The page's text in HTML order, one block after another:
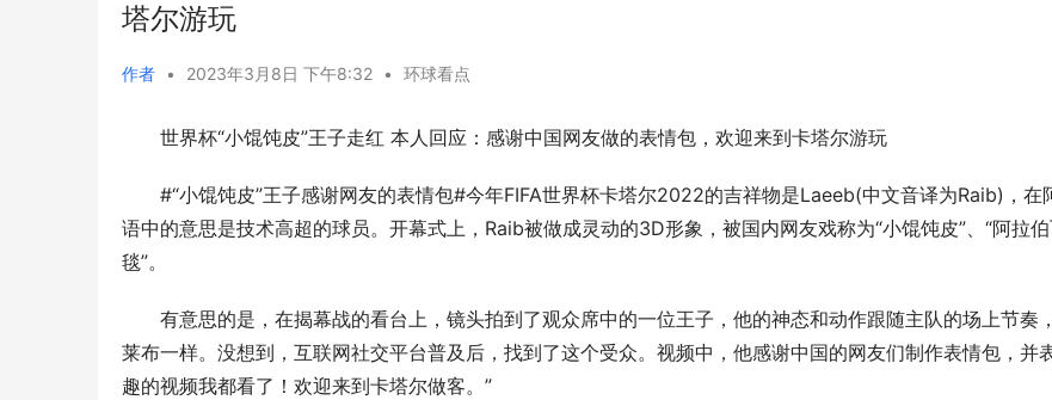
塔尔游玩
作者 • 2023年3月8日 下午8:32 • 环球看点
世界杯“小馄饨皮”王子走红 本人回应：感谢中国网友做的表情包，欢迎来到卡塔尔游玩
#“小馄饨皮”王子感谢网友的表情包#今年FIFA世界杯卡塔尔2022的吉祥物是Laeeb(中文音译为Raib)，在
语中的意思是技术高超的球员。开幕式上，Raib被做成灵动的3D形象，被国内网友戏称为“小馄饨皮”、“阿拉
毯”。
有意思的是，在揭幕战的看台上，镜头拍到了观众席中的一位王子，他的神态和动作跟随主队的场上节奏
莱布一样。没想到，互联网社交平台普及后，找到了这个受众。视频中，他感谢中国的网友们制作表情包，并
趣的视频我都看了！欢迎来到卡塔尔做客。”